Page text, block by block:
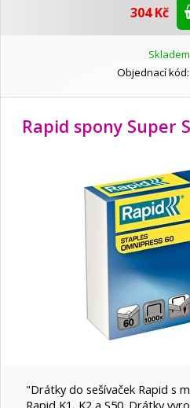
304 Kč
Skladem
Objednací kód:
Rapid spony Super
"Drátky do sešívaček Rapid s